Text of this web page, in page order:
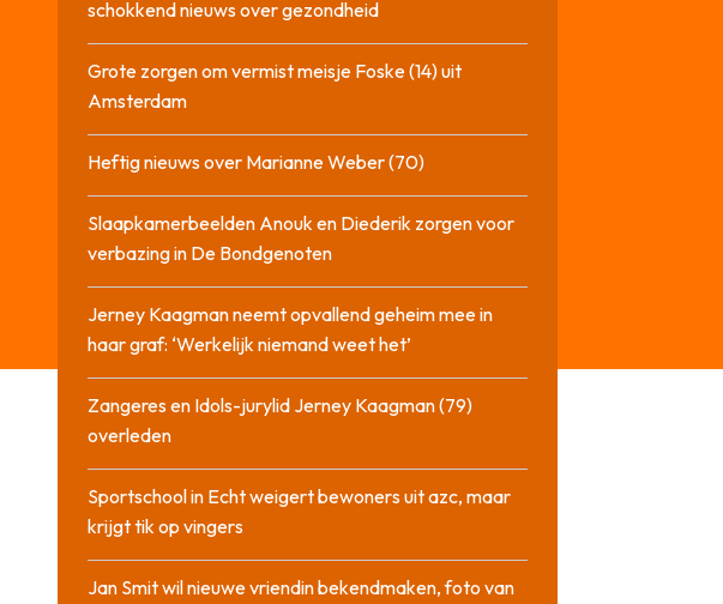
schokkend nieuws over gezondheid
Grote zorgen om vermist meisje Foske (14) uit
Amsterdam
Heftig nieuws over Marianne Weber (70)
Slaapkamerbeelden Anouk en Diederik zorgen voor
verbazing in De Bondgenoten
Jerney Kaagman neemt opvallend geheim mee in
haar graf: ‘Werkelijk niemand weet het’
Zangeres en Idols-jurylid Jerney Kaagman (79)
overleden
Sportschool in Echt weigert bewoners uit azc, maar
krijgt tik op vingers
Jan Smit wil nieuwe vriendin bekendmaken, foto van